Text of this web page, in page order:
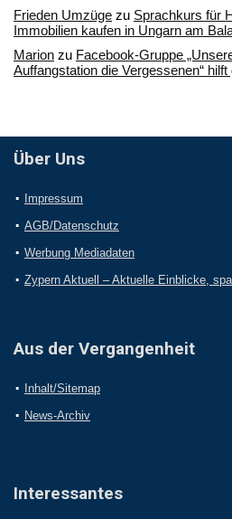
Frieden Umzüge zu Sprachkurs für
Immobilien kaufen in Ungarn am
Marion zu Facebook-Gruppe
Auffangstation die Vergessenen“
Über Uns
Impressum
AGB/Datenschutz
Werbung Mediadaten
Zypern Aktuell – Aktuelle Einblicke,
Aus der Vergangenheit
Inhalt/Sitemap
News-Archiv
Interessantes